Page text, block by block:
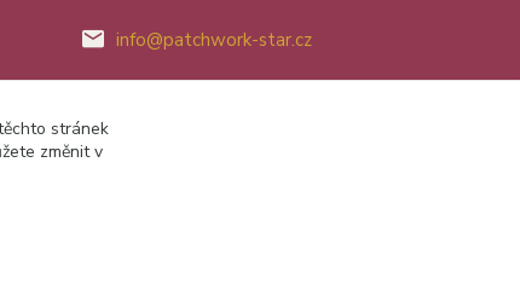
info@patchwork-star.cz
stránek
změnit v